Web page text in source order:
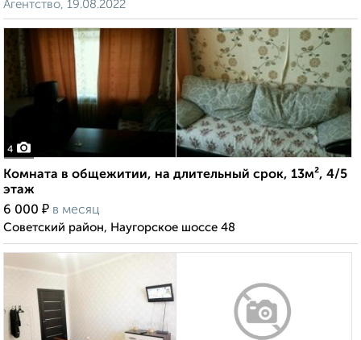
Агентство, 19.08.2022
4
Комната в общежитии, на длительный срок, 13м², 4/5
этаж
6 000 ₽ в месяц
Советский район, Наугорское шоссе 48